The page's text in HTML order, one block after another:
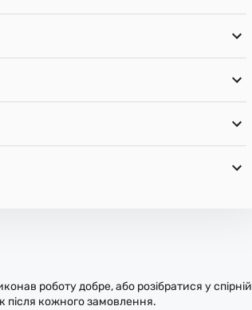
роботу добре, або розібратися у спірній
після кожного замовлення.